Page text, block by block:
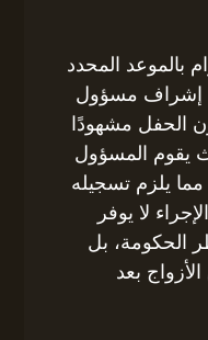
بالموعد المحدد
إشراف مسؤول
الحفل مشهودًا
يقوم المسؤول
يلزم تسجيله
لا يوفر
الحكومة، بل
بعد